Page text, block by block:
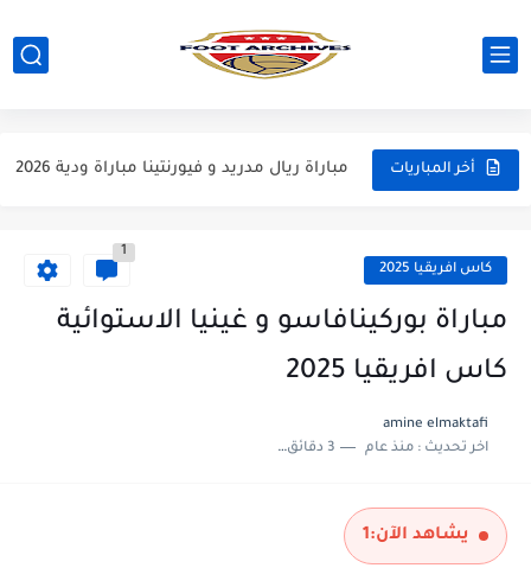
أخر المباريات
مباراة مانشستر يونايتد و اتلتيكو مدريد مباراة ودية 2026
مباراة ريال مدريد و فيورنتينا مباراة ودية 2026
مباراة برشلونة و بيرمنغهام مباراة ودية 2026
مباراة سيلتيك و ميلان مباراة ودية 2026
كاس افريقيا 2025
1
مباراة بوركينافاسو و غينيا الاستوائية
كاس افريقيا 2025
amine elmaktafi
اخر تحديث :منذ عام 3 دقائق للقراءة
يشاهد الآن:1